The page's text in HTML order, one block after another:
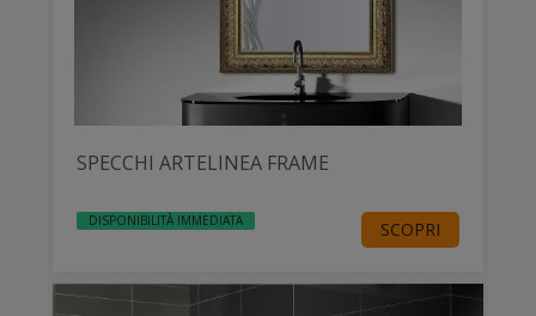
SPECCHI ARTELINEA FRAME
DISPONIBILITÀ IMMEDIATA SCOPRI